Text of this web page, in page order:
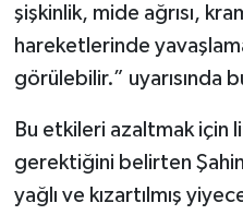
şişkinlik, mide ağrısı,
hareketlerinde
görülebilir.” uyarısında
Bu etkileri azaltmak için
gerektiğini belirten
yağlı ve kızartılmış